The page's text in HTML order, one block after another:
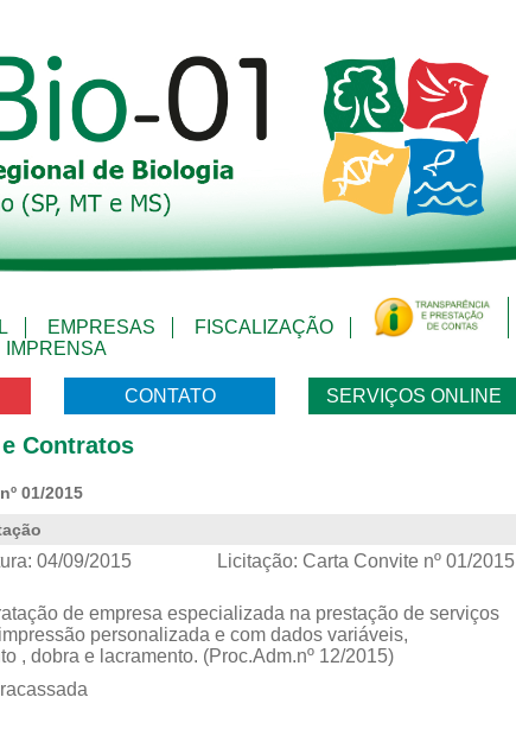
EMPRESAS
FISCALIZAÇÃO
IMPRENSA
CONTATO SERVIÇOS ONLINE
Contratos
01/2015
04/09/2015 Licitação: Carta Convite nº 01/2015
de empresa especializada na prestação de serviços
personalizada e com dados variáveis,
, dobra e lacramento. (Proc.Adm.nº 12/2015)